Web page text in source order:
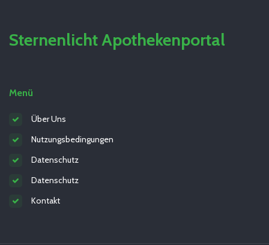
Sternenlicht Apothekenportal
Menü
Über Uns
Nutzungsbedingungen
Datenschutz
Datenschutz
Kontakt